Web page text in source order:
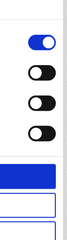
Amsterdam